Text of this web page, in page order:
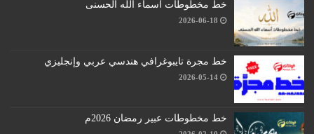
خط مخطوطات أسماء الله الحسنى
2026-06-18
خط مجرة تايبوغرافي هندسي عربي وإنجليزي
2026-05-14
خط مخطوطات عبير رمضان 2026م